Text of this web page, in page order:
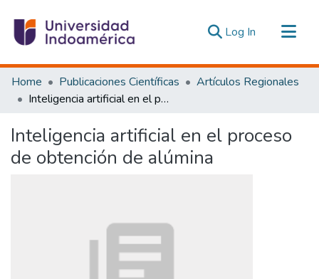
Log In (current)
Communities & Collections
All of DSpace
Estadísticas Externas
Home Publicaciones Científicas
Artículos Regionales
Inteligencia artificial en el proceso de obtención de alúmina
Inteligencia artificial en el proceso
de obtención de alúmina